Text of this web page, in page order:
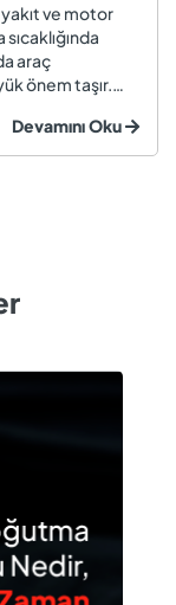
yakıt ve motor
araç
önem taşır.
motor
Devamını Oku